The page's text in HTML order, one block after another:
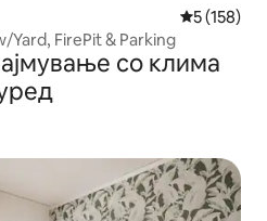
Просечна
5 (158)
Yard, FirePit & Parking
со клима
на гостите“